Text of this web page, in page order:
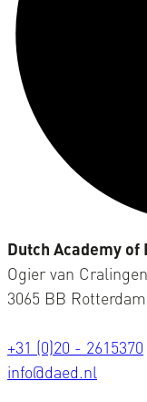
Dutch Academy
Ogier van
3065 BB Rotterdam
+31 (0)20 - 2615370
info@daed.nl